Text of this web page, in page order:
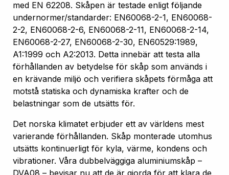
med EN 62208. Skåpen är testade enligt följande
undernormer/standarder: EN60068-2-1, EN60068-
2-2, EN60068-2-6, EN60068-2-11, EN60068-2-14,
EN60068-2-27, EN60068-2-30, EN60529:1989,
A1:1999 och A2:2013. Detta innebär att testa alla
förhållanden av betydelse för skåp som används i
en krävande miljö och verifiera skåpets förmåga att
motstå statiska och dynamiska krafter och de
belastningar som de utsätts för.
Det norska klimatet erbjuder ett av världens mest
varierande förhållanden. Skåp monterade utomhus
utsätts kontinuerligt för kyla, värme, kondens och
vibrationer. Våra dubbelväggiga aluminiumskåp –